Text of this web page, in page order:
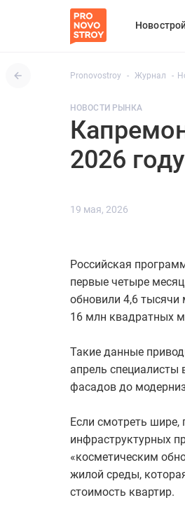
Pronovostroy Журнал
НОВОСТИ РЫНКА
2026 году
19 мая, 2026
Российская
первые четыре
обновили 4,6
16 млн квадратных
Такие данные
апрель специалисты
фасадов до
Если смотреть
инфраструктурных
«косметическим
жилой среды,
стоимость квартир.